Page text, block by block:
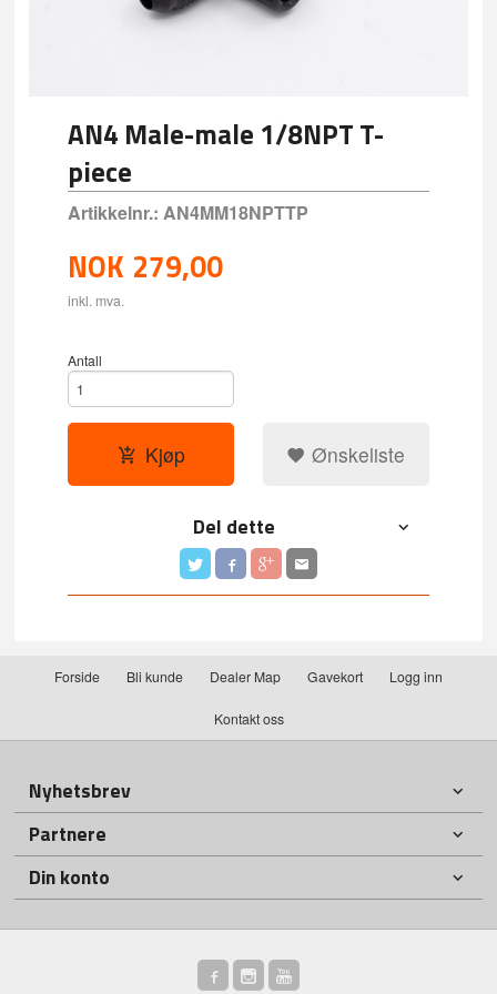
AN4 Male-male 1/8NPT T-
piece
Artikkelnr.: AN4MM18NPTTP
NOK 279,00
inkl. mva.
Antall
Kjøp Ønskeliste
Del dette
Forside Bli kunde Dealer Map Gavekort Logg inn
Kontakt oss
Nyhetsbrev
Partnere
Din konto